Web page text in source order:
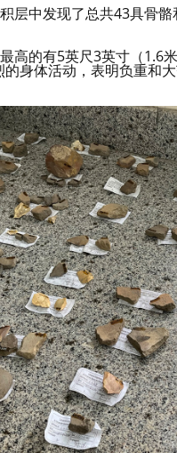
层中发现了总共43具骨
高的有5英尺3英寸（1.6
身体活动，表明负重和